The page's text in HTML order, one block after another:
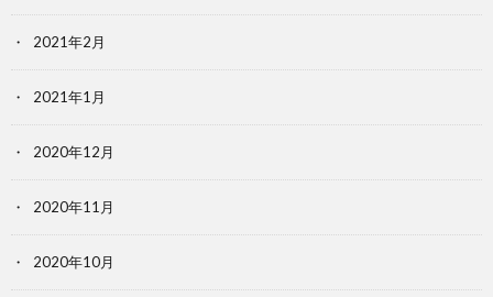
2021年2月
2021年1月
2020年12月
2020年11月
2020年10月